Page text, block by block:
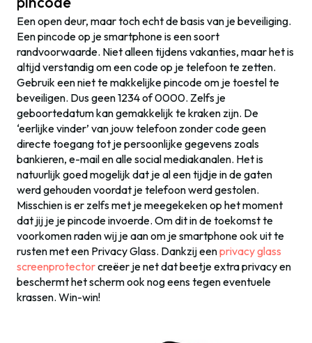
Een open deur, maar toch echt de basis van je beveiliging.
Een pincode op je smartphone is een soort
randvoorwaarde. Niet alleen tijdens vakanties, maar het is
altijd verstandig om een code op je telefoon te zetten.
Gebruik een niet te makkelijke pincode om je toestel te
beveiligen. Dus geen 1234 of 0000. Zelfs je
geboortedatum kan gemakkelijk te kraken zijn. De
‘eerlijke vinder’ van jouw telefoon zonder code geen
directe toegang tot je persoonlijke gegevens zoals
bankieren, e-mail en alle social mediakanalen. Het is
natuurlijk goed mogelijk dat je al een tijdje in de gaten
werd gehouden voordat je telefoon werd gestolen.
Misschien is er zelfs met je meegekeken op het moment
dat jij je je pincode invoerde. Om dit in de toekomst te
voorkomen raden wij je aan om je smartphone ook uit te
rusten met een Privacy Glass. Dankzij eenprivacy glass
screenprotectorcreëer je net dat beetje extra privacy en
beschermt het scherm ook nog eens tegen eventuele
krassen. Win-win!